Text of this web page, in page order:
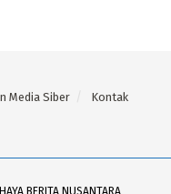
Media Siber Kontak